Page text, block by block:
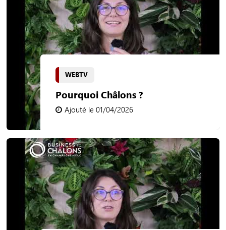
WEBTV
Pourquoi Châlons ?
Ajouté le 01/04/2026